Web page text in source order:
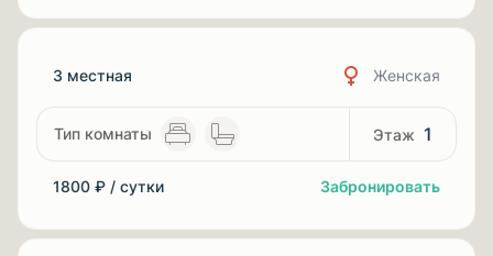
3 местная Женская
1
1800 ₽ / сутки Забронировать